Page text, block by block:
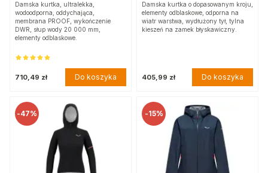
Damska kurtka, ultralekka,
wodoodporna, oddychająca,
membrana PROOF, wykończenie
DWR, słup wody 20 000 mm,
elementy odblaskowe.
710,49 zł Do koszyka
Damska kurtka o dopasowanym kroju,
elementy odblaskowe, odporna na
wiatr warstwa, wydłużony tył, tylna
kieszeń na zamek błyskawiczny.
405,99 zł Do koszyka
-47% -15%